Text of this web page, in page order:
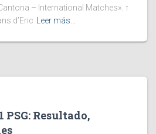
– International Matches». ↑
d’Eric
Leer más…
PSG: Resultado,